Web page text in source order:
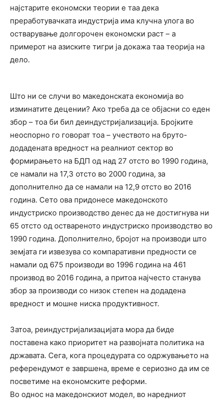
најстарите економски теории е таа дека
преработувачката индустрија има клучна улога во
остварување долгорочен економски раст – а
примерот на азиските тигри ја докажа таа теорија на
дело.
Што ни се случи во македонската економија во
изминатите децении? Ако треба да се објасни со еден
збор – тоа би бил деиндустријализација. Бројките
неоспорно го говорат тоа – учеството на бруто-
додадената вредност на реалниот сектор во
формирањето на БДП од над 27 отсто во 1990 година,
се намали на 17,3 отсто во 2000 година, за
дополнително да се намали на 12,9 отсто во 2016
година. Сето ова придонесе македонското
индустриско производство денес да не достигнува ни
65 отсто од оствареното индустриско производство во
1990 година. Дополнително, бројот на производи што
земјата ги извезува со компаративни предности се
намали од 675 производи во 1996 година на 461
производ во 2016 година, а притоа најчесто станува
збор за производи со низок степен на додадена
вредност и мошне ниска продуктивност.
Затоа, реиндустријализацијата мора да биде
поставена како приоритет на развојната политика на
државата. Сега, кога процедурата со одржувањето на
референдумот е завршена, време е сериозно да им се
посветиме на економските реформи.
Во однос на македонскиот модел, во наредниот